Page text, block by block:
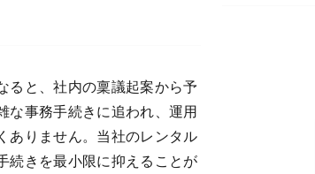
ると、社内の稟議起案から予
な事務手続きに追われ、運用
ありません。当社のレンタル
続きを最小限に抑えることが